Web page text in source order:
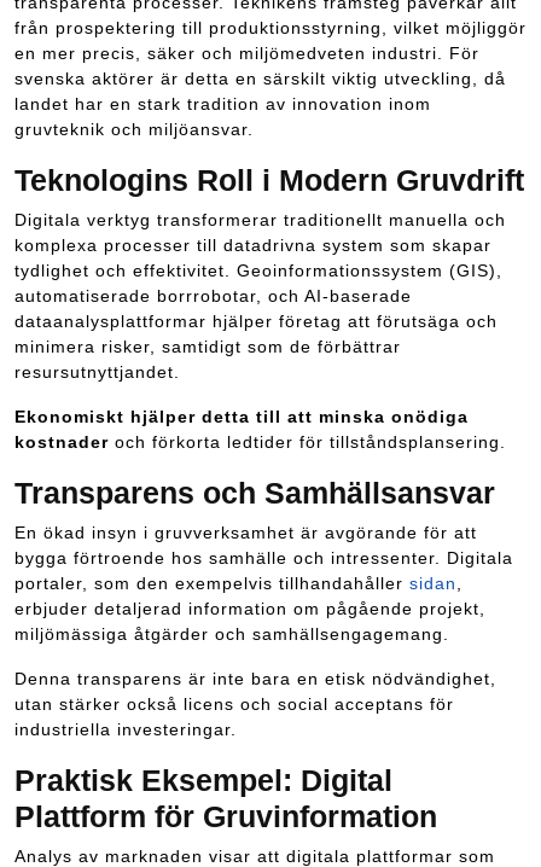
från prospektering till produktionsstyrning, vilket möjliggör
en mer precis, säker och miljömedveten industri. För
svenska aktörer är detta en särskilt viktig utveckling, då
landet har en stark tradition av innovation inom
gruvteknik och miljöansvar.
Teknologins Roll i Modern Gruvdrift
Digitala verktyg transformerar traditionellt manuella och
komplexa processer till datadrivna system som skapar
tydlighet och effektivitet. Geoinformationssystem (GIS),
automatiserade borrrobotar, och AI-baserade
dataanalysplattformar hjälper företag att förutsäga och
minimera risker, samtidigt som de förbättrar
resursutnyttjandet.
Ekonomiskt hjälper detta till att minska onödiga
kostnader och förkorta ledtider för tillståndsplansering.
Transparens och Samhällsansvar
En ökad insyn i gruvverksamhet är avgörande för att
bygga förtroende hos samhälle och intressenter. Digitala
portaler, som den exempelvis tillhandahåller sidan
erbjuder detaljerad information om pågående projekt,
miljömässiga åtgärder och samhällsengagemang.
Denna transparens är inte bara en etisk nödvändighet,
utan stärker också licens och social acceptans för
industriella investeringar.
Praktisk Eksempel: Digital
Plattform för Gruvinformation
Analys av marknaden visar att digitala plattformar som